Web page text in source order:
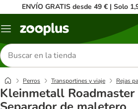
ENVÍO GRATIS desde 49 € | Solo
Menú
Buscar
productos
Perros Transportines y viaje Rejas
Kleinmetall